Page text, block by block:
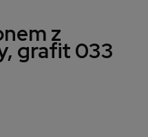
z
grafit 033